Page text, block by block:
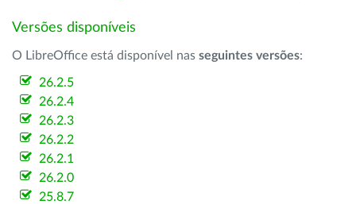
Versões disponíveis
O LibreOffice está disponível nas seguintes versões:
26.2.5
26.2.4
26.2.3
26.2.2
26.2.1
26.2.0
25.8.7